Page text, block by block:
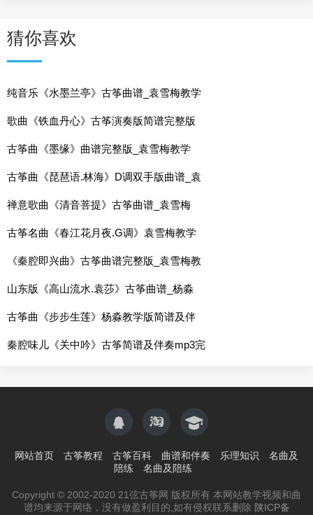
猜你喜欢
纯音乐《水墨兰亭》古筝曲谱_袁雪梅教学
歌曲《铁血丹心》古筝演奏版简谱完整版
古筝曲《墨缘》曲谱完整版_袁雪梅教学
古筝曲《琵琶语.林海》D调双手版曲谱_袁
禅意歌曲《清音菩提》古筝曲谱_袁雪梅
古筝名曲《春江花月夜.G调》袁雪梅教学
《秦腔即兴曲》古筝曲谱完整版_袁雪梅教
山东版《高山流水.袁莎》古筝曲谱_杨淼
古筝曲《步步生莲》杨淼教学版简谱及伴
秦腔味儿《关中吟》古筝简谱及伴奏mp3完
网站首页 古筝教程 古筝百科 曲谱和伴奏 乐理知识
名曲及
陪练
名曲及陪练
Copyright © 2002-2020 21弦古筝网 版权所有 本网站教学视频和曲
谱均来源于网络，没有做盈利目的,如有侵权联系删除 陕ICP备